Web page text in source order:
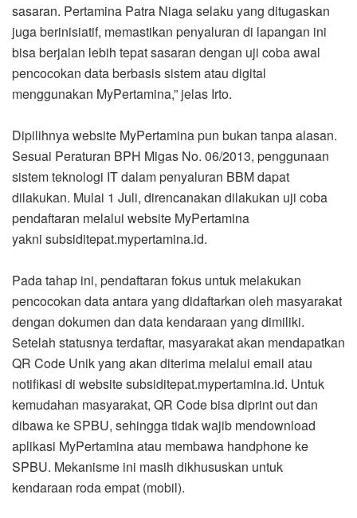
sasaran. Pertamina Patra Niaga selaku yang ditugaskan
juga berinisiatif, memastikan penyaluran di lapangan ini
bisa berjalan lebih tepat sasaran dengan uji coba awal
pencocokan data berbasis sistem atau digital
menggunakan MyPertamina,” jelas Irto.
Dipilihnya website MyPertamina pun bukan tanpa alasan.
Sesuai Peraturan BPH Migas No. 06/2013, penggunaan
sistem teknologi IT dalam penyaluran BBM dapat
dilakukan. Mulai 1 Juli, direncanakan dilakukan uji coba
pendaftaran melalui website MyPertamina
yakni subsiditepat.mypertamina.id.
Pada tahap ini, pendaftaran fokus untuk melakukan
pencocokan data antara yang didaftarkan oleh masyarakat
dengan dokumen dan data kendaraan yang dimiliki.
Setelah statusnya terdaftar, masyarakat akan mendapatkan
QR Code Unik yang akan diterima melalui email atau
notifikasi di website subsiditepat.mypertamina.id. Untuk
kemudahan masyarakat, QR Code bisa diprint out dan
dibawa ke SPBU, sehingga tidak wajib mendownload
aplikasi MyPertamina atau membawa handphone ke
SPBU. Mekanisme ini masih dikhususkan untuk
kendaraan roda empat (mobil).